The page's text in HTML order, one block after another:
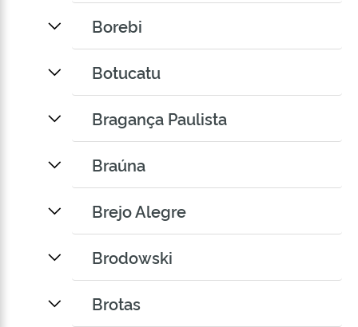
Borebi
Botucatu
Bragança Paulista
Braúna
Brejo Alegre
Brodowski
Brotas